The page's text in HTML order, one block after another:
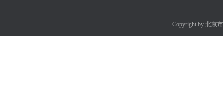
Copyright by 北京